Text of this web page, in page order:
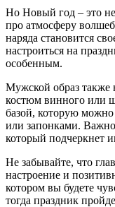
Но Новый год – это
про атмосферу
наряда становится
настроиться на
особенным.
Мужской образ также
костюм винного или
базой, которую
или запонками.
который подчеркнет
Не забывайте, что
настроение и
котором вы будете
тогда праздник